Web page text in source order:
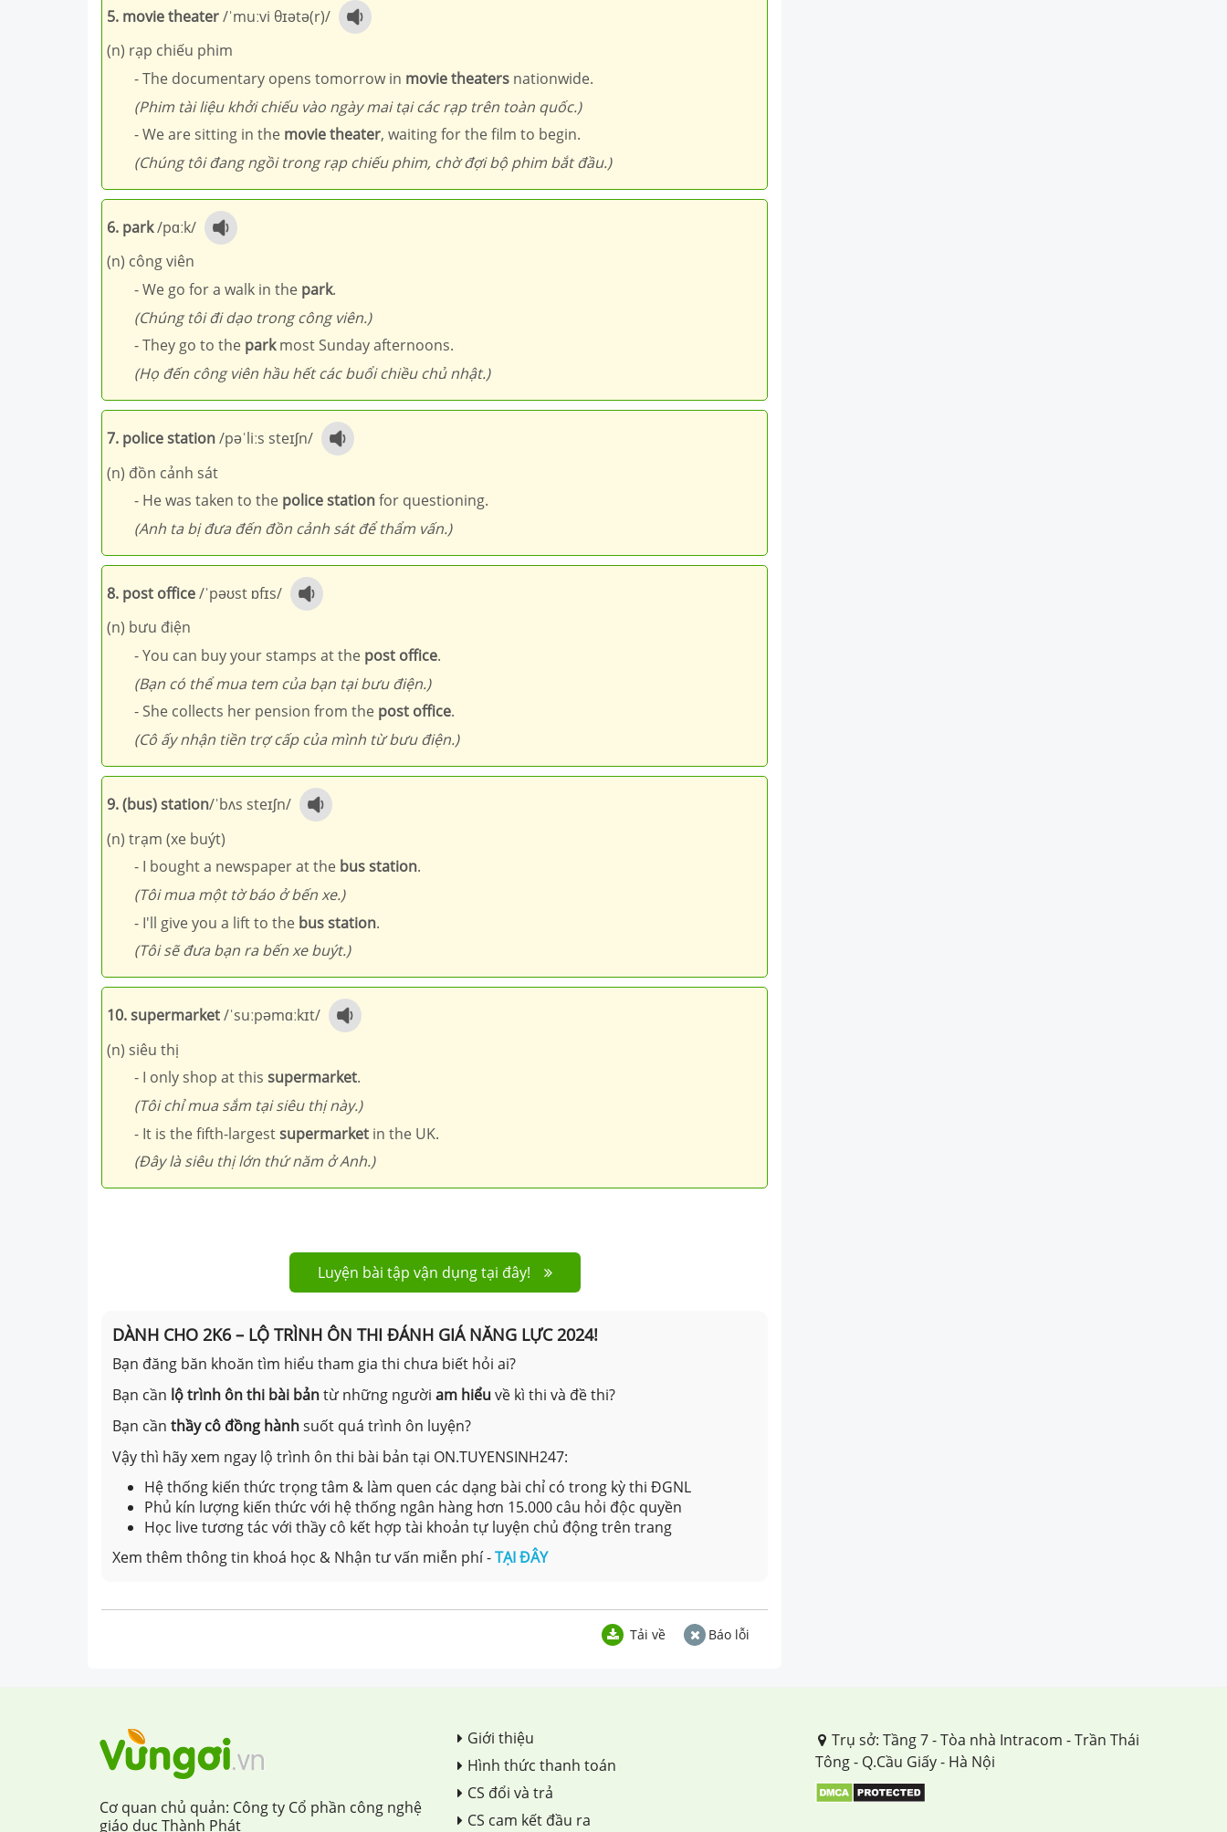
5. movie theater/ˈmuːvi θɪətə(r)/
(n) rạp chiếu phim
- The documentary opens tomorrow in movie theaters nationwide.
(Phim tài liệu khởi chiếu vào ngày mai tại các rạp trên toàn quốc.)
- We are sitting in the movie theater, waiting for the film to begin.
(Chúng tôi đang ngồi trong rạp chiếu phim, chờ đợi bộ phim bắt đầu.)
6. park/pɑːk/
(n) công viên
- We go for a walk in the park.
(Chúng tôi đi dạo trong công viên.)
- They go to the parkmost Sunday afternoons.
(Họ đến công viên hầu hết các buổi chiều chủ nhật.)
7. police station/pəˈliːs steɪʃn/
(n) đồn cảnh sát
- He was taken to the police stationfor questioning.
(Anh ta bị đưa đến đồn cảnh sát để thẩm vấn.)
8. post office/ˈpəʊst ɒfɪs/
(n) bưu điện
- You can buy your stamps at the post office.
(Bạn có thể mua tem của bạn tại bưu điện.)
- She collects her pension from the post office.
(Cô ấy nhận tiền trợ cấp của mình từ bưu điện.)
9. (bus) station/ˈbʌs steɪʃn/
(n) trạm (xe buýt)
- I bought a newspaper at the bus station.
(Tôi mua một tờ báo ở bến xe.)
- I'll give you a lift to the bus station.
(Tôi sẽ đưa bạn ra bến xe buýt.)
10. supermarket/ˈsuːpəmɑːkɪt/
(n) siêu thị
- I only shop at this supermarket.
(Tôi chỉ mua sắm tại siêu thị này.)
- It is the fifth-largestsupermarket in the UK.
(Đây là siêu thị lớn thứ năm ở Anh.)
Luyện bài tập vận dụng tại đây!
DÀNH CHO 2K6 – LỘ TRÌNH ÔN THI ĐÁNH GIÁ NĂNG LỰC 2024!
Bạn đăng băn khoăn tìm hiểu tham gia thi chưa biết hỏi ai?
Bạn cần lộ trình ôn thi bài bảntừ những người am hiểuvề kì thi và đề thi?
Bạn cần thầy cô đồng hànhsuốt quá trình ôn luyện?
Vậy thì hãy xem ngay lộ trình ôn thi bài bản tại ON.TUYENSINH247:
Hệ thống kiến thức trọng tâm & làm quen các dạng bài chỉ có trong kỳ thi ĐGNL
Phủ kín lượng kiến thức với hệ thống ngân hàng hơn 15.000 câu hỏi độc quyền
Học live tương tác với thầy cô kết hợp tài khoản tự luyện chủ động trên trang
Xem thêm thông tin khoá học & Nhận tư vấn miễn phí -TẠI ĐÂY
Tải về Báo lỗi
Cơ quan chủ quản: Công ty Cổ phần công nghệ
giáo dục Thành Phát
Giới thiệu
Hình thức thanh toán
CS đổi và trả
CS cam kết đầu ra
Trụ sở: Tầng 7 - Tòa nhà Intracom - Trần Thái
Tông - Q.Cầu Giấy - Hà Nội